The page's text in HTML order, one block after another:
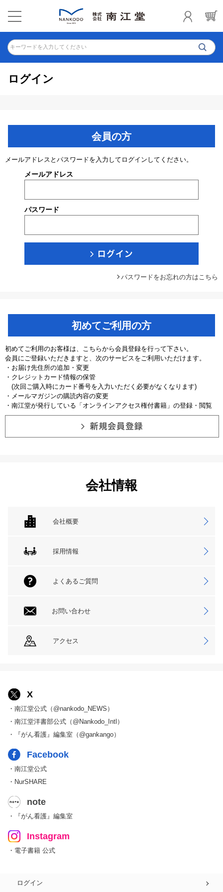
キーワードを入力してください
ログイン
会員の方
メールアドレスとパスワードを入力してログインしてください。
メールアドレス
パスワード
パスワードをお忘れの方はこちら
初めてご利用の方
初めてご利用のお客様は、こちらから会員登録を行って下さい。
会員にご登録いただきますと、次のサービスをご利用いただけます。
・お届け先住所の追加・変更
・クレジットカード情報の保管
(次回ご購入時にカード番号を入力いただく必要がなくなります)
・メールマガジンの購読内容の変更
・南江堂が発行している「オンラインアクセス権付書籍」の登録・閲覧
会社情報
会社概要
採用情報
よくあるご質問
お問い合わせ
アクセス
X
・南江堂公式（@nankodo_NEWS）
・南江堂洋書部公式（@Nankodo_Intl）
・『がん看護』編集室（@gankango）
Facebook
・南江堂公式
・NurSHARE
note
・『がん看護』編集室
Instagram
・電子書籍 公式
ログイン